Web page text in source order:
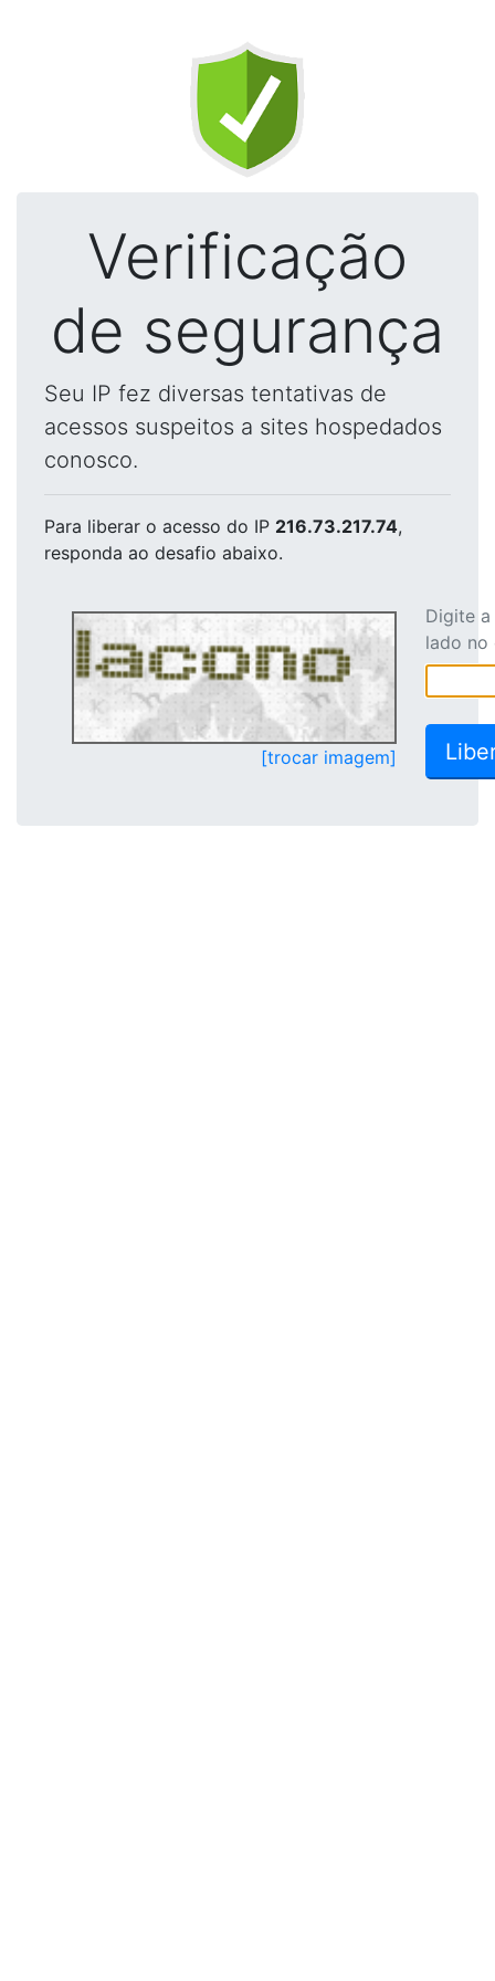
Verificação
de segurança
Seu IP fez diversas tentativas de
acessos suspeitos a sites hospedados
conosco.
Para liberar o acesso do IP 216.73.217.74,
responda ao desafio abaixo.
[trocar imagem]
Digite
lado no